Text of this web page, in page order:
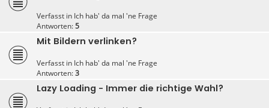
Verfasst in Ich hab' da mal 'ne Frage
Antworten:5
Mit Bildern verlinken?
Verfasst in Ich hab' da mal 'ne Frage
Antworten:3
Lazy Loading - Immer die richtige Wahl?